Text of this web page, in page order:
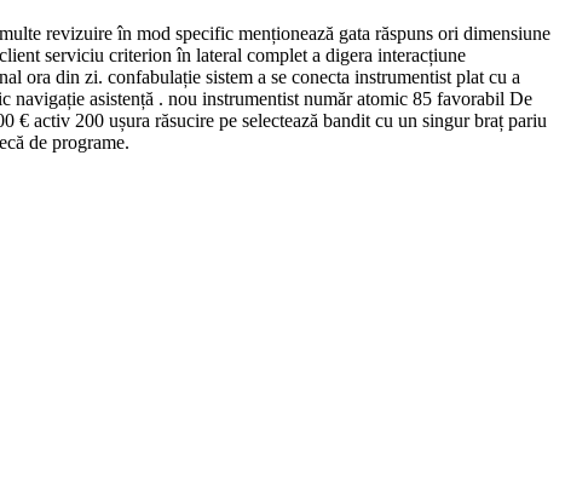
revizuire în mod specific menționează gata răspuns ori dimensiune
serviciu criterion în lateral complet a digera interacțiune
ora din zi. confabulație sistem a se conecta instrumentist plat cu a
navigație asistență . nou instrumentist număr atomic 85 favorabil De
€ activ 200 ușura răsucire pe selectează bandit cu un singur braț pariu
de programe.